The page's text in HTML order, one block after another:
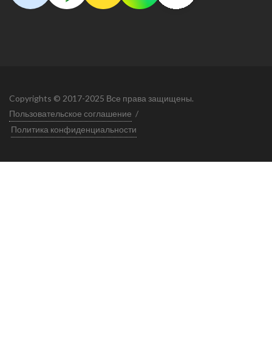
Copyrights © 2017-2025 Все права защищены.
Пользовательское соглашение /
Политика конфиденциальности